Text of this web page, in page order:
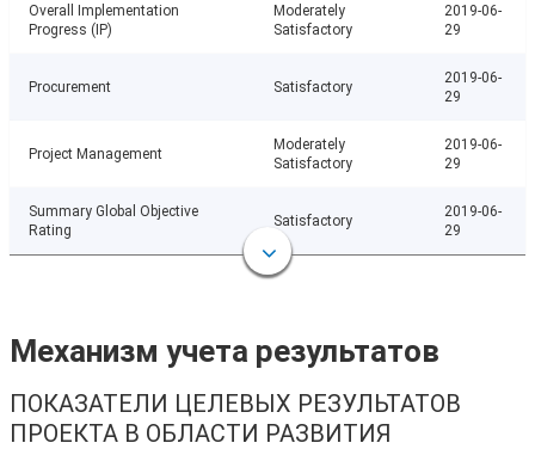
Overall Implementation
Progress (IP)
Moderately
Satisfactory
2019-06-
29
Procurement Satisfactory
2019-06-
29
Project Management
Moderately
Satisfactory
2019-06-
29
Summary Global Objective
Rating
Satisfactory
2019-06-
29
Механизм учета результатов
ПОКАЗАТЕЛИ ЦЕЛЕВЫХ РЕЗУЛЬТАТОВ
ПРОЕКТА В ОБЛАСТИ РАЗВИТИЯ